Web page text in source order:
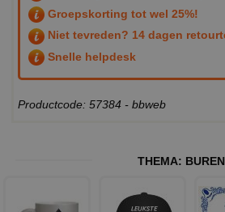
Groepskorting tot wel 25%!
Niet tevreden? 14 dagen
Snelle helpdesk
Productcode: 57384 - bbweb
THEMA: BUREN